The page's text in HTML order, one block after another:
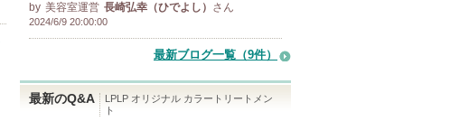
by 美容室運営 長崎弘幸（ひでよし） さん
2024/6/9 20:00:00
最新ブログ一覧（9件）
最新のQ&A
LPLP オリジナル カラートリートメン
ト